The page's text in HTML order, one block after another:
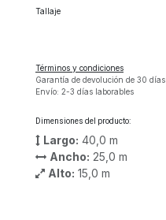
Tallaje
Términos y condiciones
Garantía de devolución de 30 días
Envío: 2-3 días laborables
Dimensiones del producto:
Largo: 40,0 m
Ancho: 25,0 m
Alto: 15,0 m